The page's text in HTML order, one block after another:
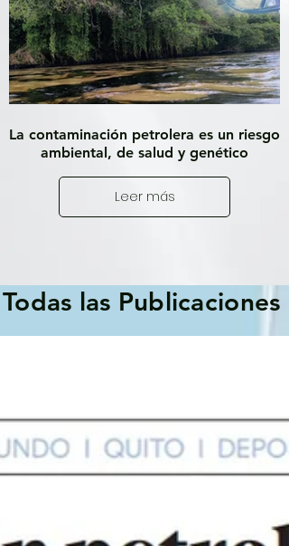
La contaminación petrolera es un riesgo
ambiental, de salud y genético
Leer más
Todas las Publicaciones